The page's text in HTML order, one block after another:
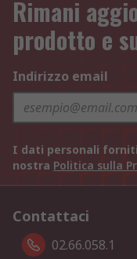
Rimani
prodotto e
Indirizzo email
I dati personali
nostra Politica sulla
Contattaci
02.66.058.1